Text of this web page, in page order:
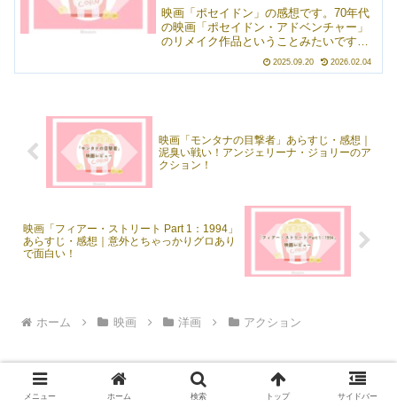
い、相手を徹底的に排除していくのがち
ょっと面白い。ステイサムらしいアクシ
ョン映画。
ニック
映画「ポセイドン」の感想です。70年代
の映画「ポセイドン・アドベンチャー」
のリメイク作品ということみたいです
（無知すぎて知らなかった）。大波によ
り豪華客船が転覆し、少人数でそこから
ときなんかは、同調性バイアスや正常性
バイアスがかかりそうなので、迅速な判
断は特に大事ですね。
2025.09.20 2026.02.04
映画「モンタナの目撃者」あらすじ・感想｜
泥臭い戦い！アンジェリーナ・ジョリーのア
クション！
映画「フィアー・ストリート Part 1：1994」
あらすじ・感想｜意外とちゃっかりグロあり
で面白い！
ホーム 映画 洋画 アクション
メニュー ホーム 検索 トップ サイドバー